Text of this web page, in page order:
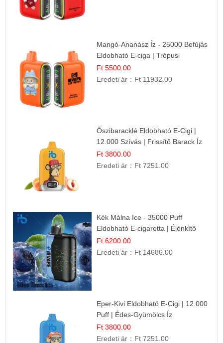
Mangó-Ananász Íz - 25000 Befújás
Eldobható E-ciga | Trópusi
Gyümölcs Élmény!
Ft 5500.00
Eredeti ár： Ft 11932.00
Őszibaracklé Eldobható E-Cigi |
12.000 Szívás | Frissítő Barack Íz
Ft 3800.00
Eredeti ár： Ft 7251.00
Kék Málna Ice - 35000 Puff
Eldobható E-cigaretta | Élénkítő
Gyümölcsös Frissesség!
Ft 6200.00
Eredeti ár： Ft 14686.00
Eper-Kivi Eldobható E-Cigi | 12.000
Puff | Édes-Gyümölcs Íz
Ft 3800.00
Eredeti ár： Ft 7251.00